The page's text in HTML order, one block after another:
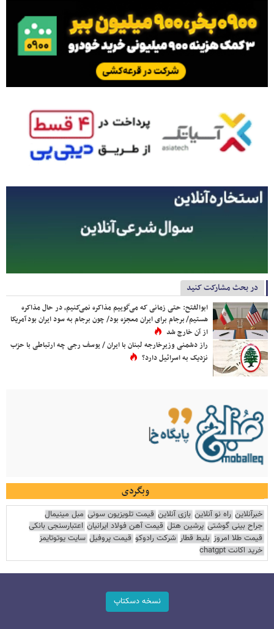
در بحث مشارکت کنید
ابوالفتح: حتی زمانی که می‌گوییم مذاکره نمی‌کنیم، در حال مذاکره
هستیم/ برجام برای ایران معجزه بود/ چون برجام به سود ایران بود آمریکا
از آن خارج شد
راز دشمنی وزیرخارجه لبنان با ایران / یوسف رجی چه ارتباطی با حزب
نزدیک به اسرائیل دارد؟
وبگردی
خبرآنلاین راه نو آنلاین بازی آنلاین قیمت تلویزیون سونی مبل مینیمال
جراح بینی گوشتی پرشین هتل قیمت آهن فولاد ایرانیان اعتبارسنجی بانکی
قیمت طلا امروز بلیط قطار شرکت رادوکو قیمت پروفیل سایت یوتوتایمز
خرید اکانت chatgpt
نسخه دسکتاپ